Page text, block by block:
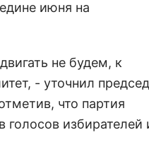
июня на
не будем, к
- уточнил
что партия
голосов избирателей